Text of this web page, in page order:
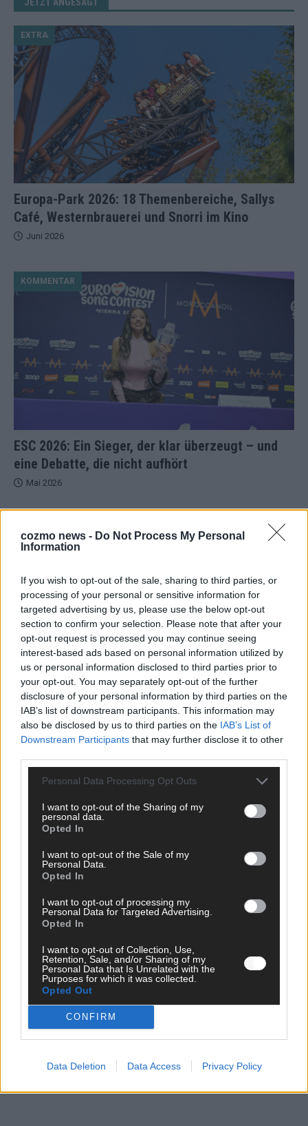
cozmo news - Do Not Process My Personal
Information
If you wish to opt-out of the sale, sharing to third parties, or
processing of your personal or sensitive information for
targeted advertising by us, please use the below opt-out
section to confirm your selection. Please note that after your
opt-out request is processed you may continue seeing
interest-based ads based on personal information utilized by
us or personal information disclosed to third parties prior to
your opt-out. You may separately opt-out of the further
disclosure of your personal information by third parties on the
IAB’s list of downstream participants. This information may
also be disclosed by us to third parties on the IAB’s List of
Downstream Participants that may further disclose it to other
Personal Data Processing Opt Outs
I want to opt-out of the Sharing of my
personal data.
Opted In
I want to opt-out of the Sale of my
Personal Data.
Opted In
I want to opt-out of processing my
Personal Data for Targeted Advertising.
Opted In
I want to opt-out of Collection, Use,
Retention, Sale, and/or Sharing of my
Personal Data that Is Unrelated with the
Purposes for which it was collected.
Opted Out
CONFIRM
Data Deletion Data Access Privacy Policy
Europa-Park 2026: 18 Themenbereiche, Sallys
Café, Westernbrauerei und Snorri im Kino
EXTRA
Juni 2026
ESC 2026: Ein Sieger, der klar überzeugt – und
eine Debatte, die nicht aufhört
KOMMENTAR
Mai 2026
Bulgarien gewinnt den Eurovision Song Contest 2026 – das
große Abschlussbild aus Wien
EUROVISION
Das Papierboot kommt aus Basel: JJ eröffnet das ESC-
Finale in Wien – alle Show-Highlights
Mai 2026
EUROVISION
Dänemark eröffnet, Österreich beschließt: Die
Startreihenfolge des ESC-Finales 2026 im Überblick
Mai 2026
KOMMENTAR
Alle 25 ESC-Finalisten auf dem Prüfstand: Stärken,
Schwächen und unsere Tipps
Mai 2026
EUROVISION
Vier Sieger gleichzeitig, Manipulationsverdacht, Jury-
Mai 2026
ANZEIGE